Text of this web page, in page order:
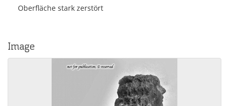
Oberfläche stark zerstört
Image